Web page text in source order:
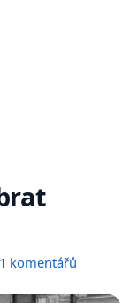
komentářů